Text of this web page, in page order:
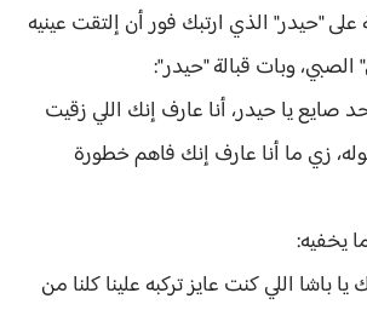
على "حيدر" الذي ارتبك فور أن إلتقت عينيه
الصبي، وبات قبالة "حيدر":
صايع يا حيدر، أنا عارف إنك اللي زقيت
زي ما أنا عارف إنك فاهم خطورة
يخفيه:
باشا اللي كنت عايز تركبه علينا كلنا من